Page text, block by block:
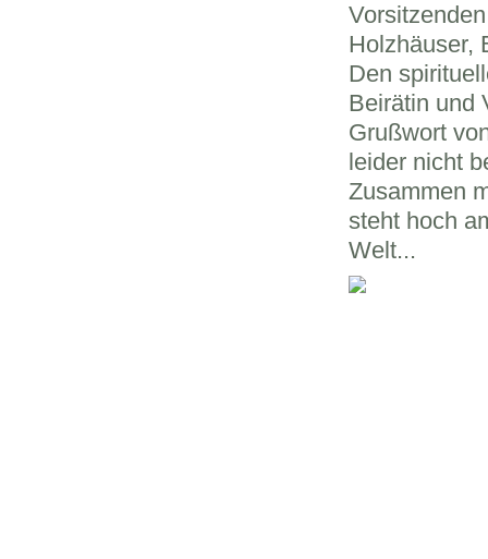
Holzhäuser,
Den
Beirätin und
Grußwort
leider nicht
Zusammen
steht hoch
Welt...